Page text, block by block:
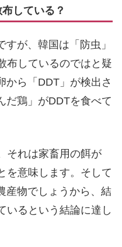
している？
が、韓国は「防虫」
布しているのではと疑
から「DDT」が検出さ
だ鶏」がDDTを食べて
それは家畜用の餌が
を意味します。そして
産物でしょうから、結
いるという結論に達し